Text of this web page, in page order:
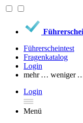
Führerscheintest
Fragenkatalog
Login
mehr … weniger
Login
Menü